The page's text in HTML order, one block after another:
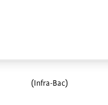
(Infra-Bac)